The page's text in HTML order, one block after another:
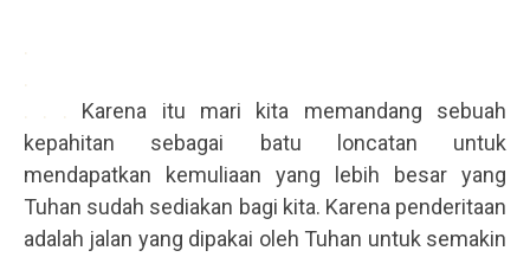
.
.
. . . Karena itu mari kita memandang sebuah
kepahitan sebagai batu loncatan untuk
mendapatkan kemuliaan yang lebih besar yang
Tuhan sudah sediakan bagi kita. Karena penderitaan
adalah jalan yang dipakai oleh Tuhan untuk semakin